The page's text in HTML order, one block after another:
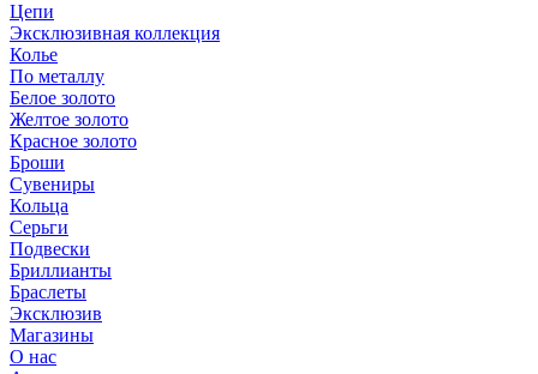
Цепи
Эксклюзивная коллекция
Колье
По металлу
Белое золото
Желтое золото
Красное золото
Броши
Сувениры
Кольца
Серьги
Подвески
Бриллианты
Браслеты
Эксклюзив
Магазины
О нас